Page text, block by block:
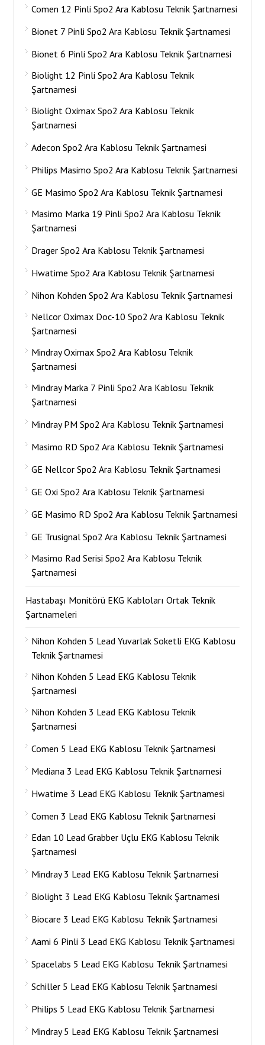
Comen 12 Pinli Spo2 Ara Kablosu Teknik Şartnamesi
Bionet 7 Pinli Spo2 Ara Kablosu Teknik Şartnamesi
Bionet 6 Pinli Spo2 Ara Kablosu Teknik Şartnamesi
Biolight 12 Pinli Spo2 Ara Kablosu Teknik
Şartnamesi
Biolight Oximax Spo2 Ara Kablosu Teknik
Şartnamesi
Adecon Spo2 Ara Kablosu Teknik Şartnamesi
Philips Masimo Spo2 Ara Kablosu Teknik Şartnamesi
GE Masimo Spo2 Ara Kablosu Teknik Şartnamesi
Masimo Marka 19 Pinli Spo2 Ara Kablosu Teknik
Şartnamesi
Drager Spo2 Ara Kablosu Teknik Şartnamesi
Hwatime Spo2 Ara Kablosu Teknik Şartnamesi
Nihon Kohden Spo2 Ara Kablosu Teknik Şartnamesi
Nellcor Oximax Doc-10 Spo2 Ara Kablosu Teknik
Şartnamesi
Mindray Oximax Spo2 Ara Kablosu Teknik
Şartnamesi
Mindray Marka 7 Pinli Spo2 Ara Kablosu Teknik
Şartnamesi
Mindray PM Spo2 Ara Kablosu Teknik Şartnamesi
Masimo RD Spo2 Ara Kablosu Teknik Şartnamesi
GE Nellcor Spo2 Ara Kablosu Teknik Şartnamesi
GE Oxi Spo2 Ara Kablosu Teknik Şartnamesi
GE Masimo RD Spo2 Ara Kablosu Teknik Şartnamesi
GE Trusignal Spo2 Ara Kablosu Teknik Şartnamesi
Masimo Rad Serisi Spo2 Ara Kablosu Teknik
Şartnamesi
Hastabaşı Monitörü EKG Kabloları Ortak Teknik
Şartnameleri
Nihon Kohden 5 Lead Yuvarlak Soketli EKG Kablosu
Teknik Şartnamesi
Nihon Kohden 5 Lead EKG Kablosu Teknik
Şartnamesi
Nihon Kohden 3 Lead EKG Kablosu Teknik
Şartnamesi
Comen 5 Lead EKG Kablosu Teknik Şartnamesi
Mediana 3 Lead EKG Kablosu Teknik Şartnamesi
Hwatime 3 Lead EKG Kablosu Teknik Şartnamesi
Comen 3 Lead EKG Kablosu Teknik Şartnamesi
Edan 10 Lead Grabber Uçlu EKG Kablosu Teknik
Şartnamesi
Mindray 3 Lead EKG Kablosu Teknik Şartnamesi
Biolight 3 Lead EKG Kablosu Teknik Şartnamesi
Biocare 3 Lead EKG Kablosu Teknik Şartnamesi
Aami 6 Pinli 3 Lead EKG Kablosu Teknik Şartnamesi
Spacelabs 5 Lead EKG Kablosu Teknik Şartnamesi
Schiller 5 Lead EKG Kablosu Teknik Şartnamesi
Philips 5 Lead EKG Kablosu Teknik Şartnamesi
Mindray 5 Lead EKG Kablosu Teknik Şartnamesi